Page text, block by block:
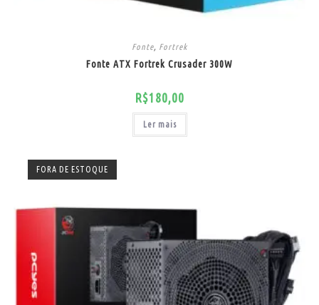
Fonte Fortrek
Fonte ATX Fortrek Crusader 300W
R$180,00
Ler mais
FORA DE ESTOQUE